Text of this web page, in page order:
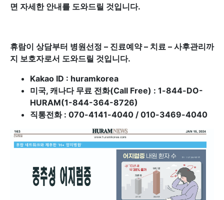
면 자세한 안내를 도와드릴 것입니다.
휴람이 상담부터 병원선정 – 진료예약 – 치료 – 사후관리까
지 보호자로서 도와드릴 것입니다.
Kakao ID : huramkorea
미국, 캐나다 무료 전화(Call Free) : 1-844-DO-
HURAM(1-844-364-8726)
직통전화 : 070-4141-4040 / 010-3469-4040